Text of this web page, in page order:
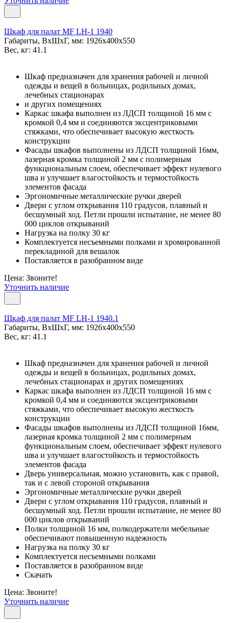
Шкаф для палат МF LH-1 1940
Габариты, ВxШxГ, мм: 1926x400x550
Вес, кг: 41.1
Шкаф предназначен для хранения рабочей и личной
одежды и вещей в больницах, родильных домах,
лечебных стационарах
и других помещениях
Каркас шкафа выполнен из ЛДСП толщиной 16 мм с
кромкой 0,4 мм и соединяются эксцентриковыми
стяжками, что обеспечивает высокую жесткость
конструкции
Фасады шкафов выполнены из ЛДСП толщиной 16мм,
лазерная кромка толщиной 2 мм с полимерным
функциональным слоем, обеспечивает эффект нулевого
шва и улучшает влагостойкость и термостойкость
элементов фасада
Эргономичные металлические ручки дверей
Двери с углом открывания 110 градусов, плавный и
бесшумный ход. Петли прошли испытание, не менее 80
000 циклов открываний
Нагрузка на полку 30 кг
Комплектуется несъемными полками и хромированной
перекладиной для вешалок
Поставляется в разобранном виде
Цена: Звоните!
Уточнить наличие
Шкаф для палат МF LH-1 1940.1
Габариты, ВxШxГ, мм: 1926x400x550
Вес, кг: 41.1
Шкаф предназначен для хранения рабочей и личной
одежды и вещей в больницах, родильных домах,
лечебных стационарах и других помещениях
Каркас шкафа выполнен из ЛДСП толщиной 16 мм с
кромкой 0,4 мм и соединяются эксцентриковыми
стяжками, что обеспечивает высокую жесткость
конструкции
Фасады шкафов выполнены из ЛДСП толщиной 16мм,
лазерная кромка толщиной 2 мм с полимерным
функциональным слоем, обеспечивает эффект нулевого
шва и улучшает влагостойкость и термостойкость
элементов фасада
Дверь универсальная, можно установить, как с правой,
так и с левой стороной открывания
Эргономичные металлические ручки дверей
Двери с углом открывания 110 градусов, плавный и
бесшумный ход. Петли прошли испытание, не менее 80
000 циклов открываний
Полки толщиной 16 мм, полкодержатели мебельные
обеспечивают повышенную надежность
Нагрузка на полку 30 кг
Комплектуется несъемными полками
Поставляется в разобранном виде
Скачать
Цена: Звоните!
Уточнить наличие